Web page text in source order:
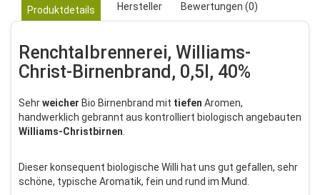
Produktdetails Hersteller Bewertungen (0)
Renchtalbrennerei, Williams-
Christ-Birnenbrand, 0,5l, 40%
Sehrweicher Bio Birnenbrand mit tiefen Aromen,
handwerklich gebrannt aus kontrolliert biologisch angebauten
Williams-Christbirnen
Dieser konsequent biologische Willi hat uns gut gefallen, sehr
schöne, typische Aromatik, fein und rund im Mund.